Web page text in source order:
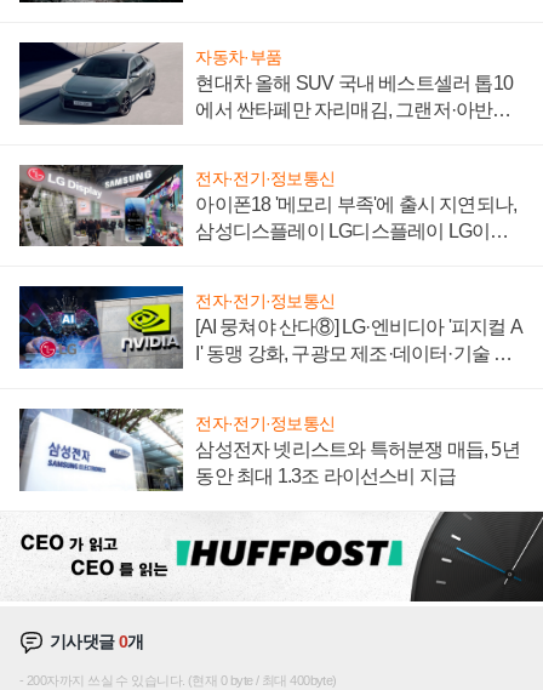
자동차·부품
현대차 올해 SUV 국내 베스트셀러 톱10
에서 싼타페만 자리매김, 그랜저·아반떼
전자·전기·정보통신
아이폰18 '메모리 부족'에 출시 지연되나,
삼성디스플레이 LG디스플레이 LG이노
전자·전기·정보통신
[AI 뭉쳐야 산다⑧] LG·엔비디아 '피지컬 A
I' 동맹 강화, 구광모 제조·데이터·기술 결
전자·전기·정보통신
삼성전자 넷리스트와 특허분쟁 매듭, 5년
동안 최대 1.3조 라이선스비 지급
기사댓글0개
200자까지 쓰실 수 있습니다. (현재 0 byte / 최대 400byte)